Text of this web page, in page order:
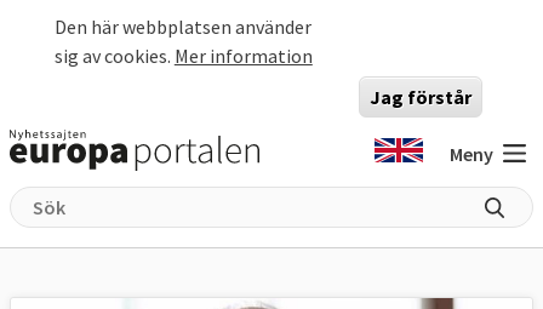
Den här webbplatsen använder
sig av cookies. Mer information
Jag förstår
Meny